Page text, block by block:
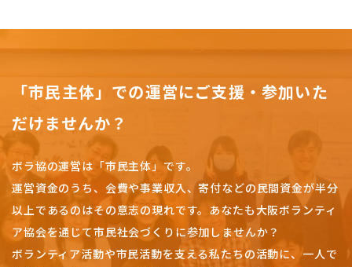
「市民主体」での運営にご支援・参加いた
だけませんか？
ボラ協の運営は「市民主体」です。
運営資金のうち、会費や事業収入、寄付などの民間資金が半分
以上であるのはその意志の現れです。 あなたも大阪ボランティ
ア協会を通じて市民社会づくりに参加しませんか？
ボランティア活動や市民活動を支える私たちの活動に、一人で